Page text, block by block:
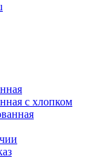
с хлопком